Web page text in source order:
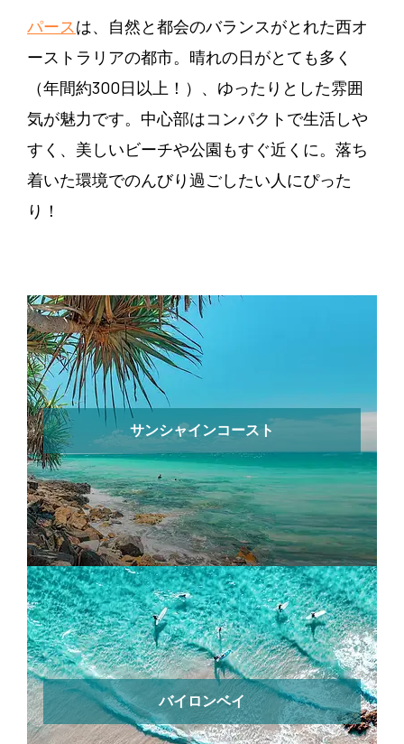
パースは、自然と都会のバランスがとれた西オ
ーストラリアの都市。晴れの日がとても多く
（年間約300日以上！）、ゆったりとした雰囲
気が魅力です。中心部はコンパクトで生活しや
すく、美しいビーチや公園もすぐ近くに。落ち
着いた環境でのんびり過ごしたい人にぴった
り！
サンシャインコースト
バイロンベイ